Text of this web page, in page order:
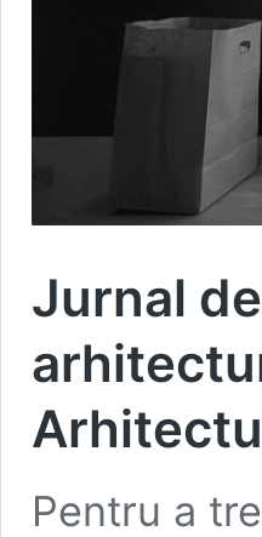
Jurnal
Pentru a